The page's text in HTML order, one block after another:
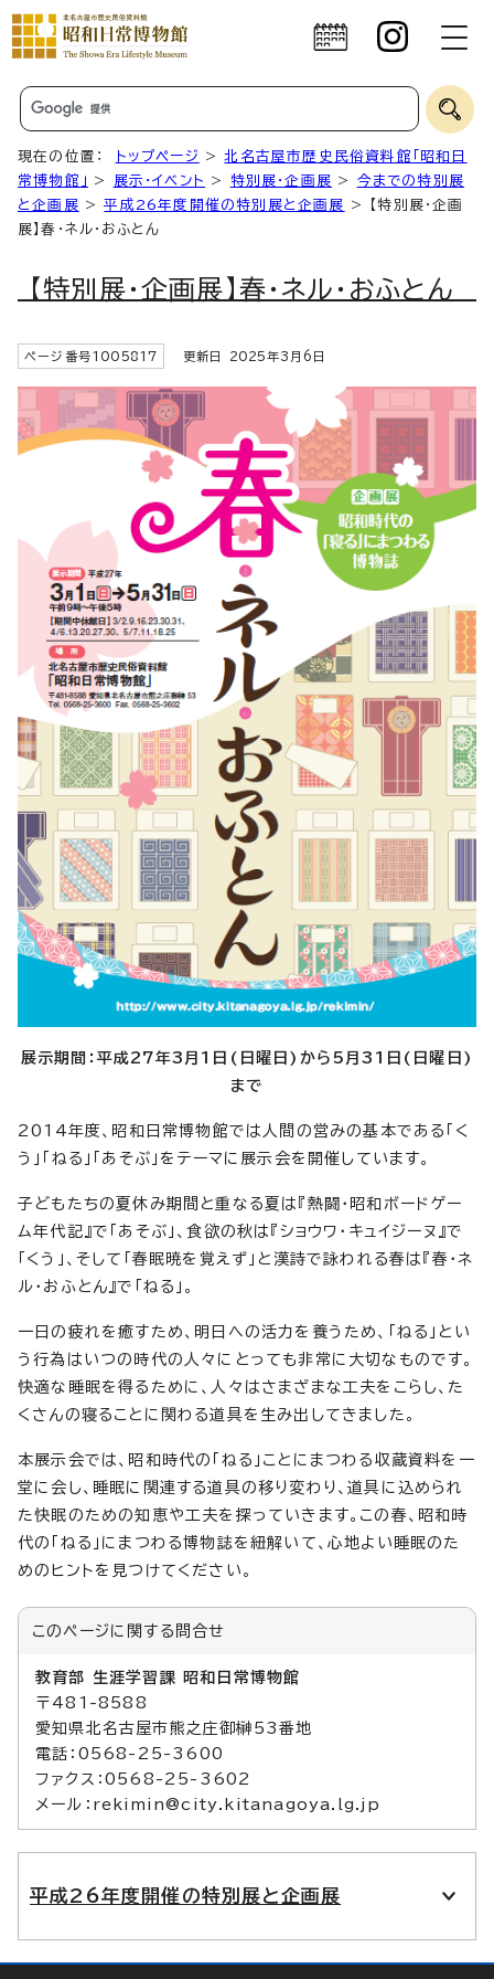
現在の位置： トップページ >北名古屋市歴史民俗資料館「昭和日
常博物館」
> 展示・イベント > 特別展・企画展 > 今までの特別展
と企画展 >平成26年度開催の特別展と企画展
> 【特別展・企画
展】春・ネル・おふとん
【特別展・企画展】春・ネル・おふとん
ページ番号1005817 更新日 2025年3月6日
展示期間：平成27年3月1日(日曜日)から5月31日(日曜日)
まで
2014年度、昭和日常博物館では人間の営みの基本である「く
う」「ねる」「あそぶ」をテーマに展示会を開催しています。
子どもたちの夏休み期間と重なる夏は『熱闘・昭和ボードゲー
ム年代記』で「あそぶ」、食欲の秋は『ショウワ・キュイジーヌ』で
「くう」、そして「春眠暁を覚えず」と漢詩で詠われる春は『春・ネ
ル・おふとん』で「ねる」。
一日の疲れを癒すため、明日への活力を養うため、「ねる」とい
う行為はいつの時代の人々にとっても非常に大切なものです。
快適な睡眠を得るために、人々はさまざまな工夫をこらし、た
くさんの寝ることに関わる道具を生み出してきました。
本展示会では、昭和時代の「ねる」ことにまつわる収蔵資料を一
堂に会し、睡眠に関連する道具の移り変わり、道具に込められ
た快眠のための知恵や工夫を探っていきます。この春、昭和時
代の「ねる」にまつわる博物誌を紐解いて、心地よい睡眠のた
めのヒントを見つけてください。
このページに関する 問合せ
教育部 生涯学習課 昭和日常博物館
〒481-8588
愛知県北名古屋市熊之庄御榊53番地
電話：0568-25-3600
ファクス：0568-25-3602
メール：rekimin@city.kitanagoya.lg.jp
平成26年度開催の特別展と企画展